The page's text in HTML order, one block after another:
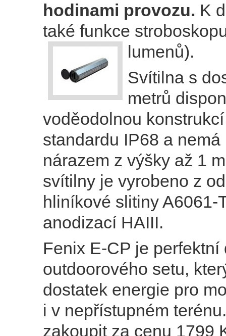
hodinami provozu. K
také funkce
lumenů).
Svítilna s
metrů
voděodolnou
standardu IP68 a
nárazem z výšky až 1
svítilny je vyrobeno z
hliníkové slitiny A6061-
anodizací HAIII.
Fenix E-CP je perfektní
outdoorového setu,
dostatek energie pro
i v nepřístupném
zakoupit za cenu 1799